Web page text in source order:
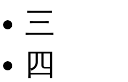
三
四